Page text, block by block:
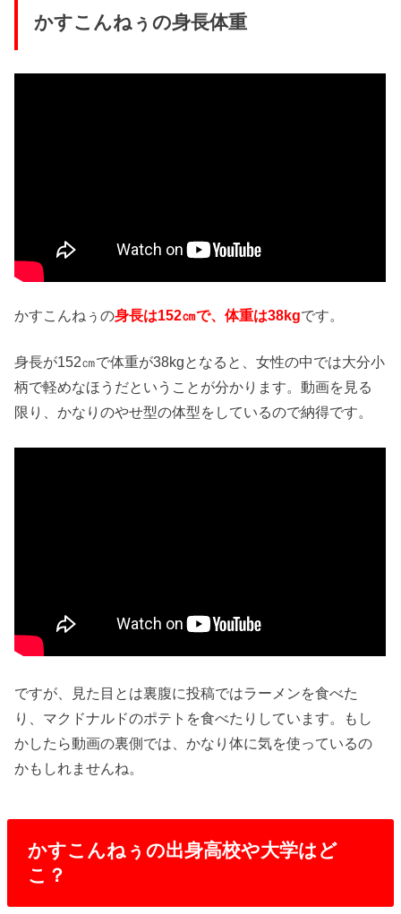
かすこんねぅの身長体重
かすこんねぅの身長は152㎝で、体重は38kgです。
身長が152㎝で体重が38kgとなると、女性の中では大分小
柄で軽めなほうだということが分かります。動画を見る
限り、かなりのやせ型の体型をしているので納得です。
ですが、見た目とは裏腹に投稿ではラーメンを食べた
り、マクドナルドのポテトを食べたりしています。もし
かしたら動画の裏側では、かなり体に気を使っているの
かもしれませんね。
かすこんねぅの出身高校や大学はど
こ？